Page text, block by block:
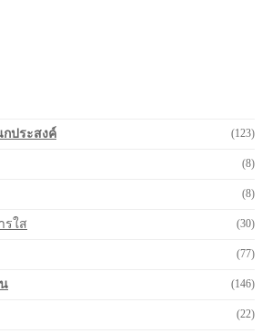
ประสงค์ (123)
(8)
(8)
รใส (30)
(77)
(146)
(22)